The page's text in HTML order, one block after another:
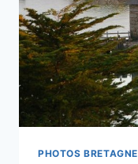
PHOTOS BRETAGNE